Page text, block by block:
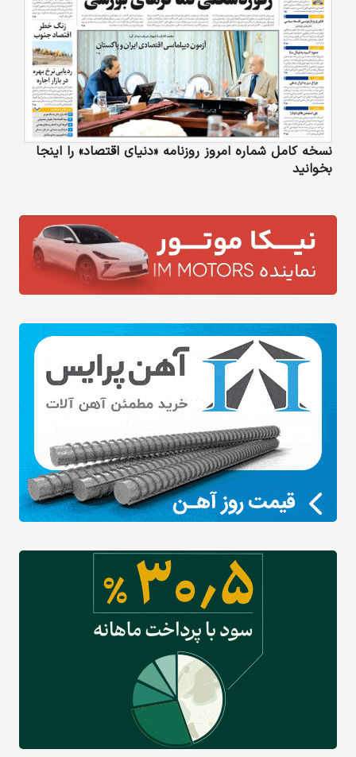
نسخه کامل شماره امروز روزنامه «دنیای‌ اقتصاد» را اینجا
بخوانید